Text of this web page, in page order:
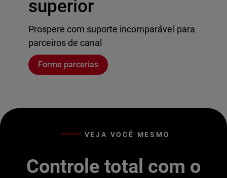
superior
Prospere com suporte incomparável para
parceiros de canal
Forme parcerias
VEJA VOCÊ MESMO
Controle total com o